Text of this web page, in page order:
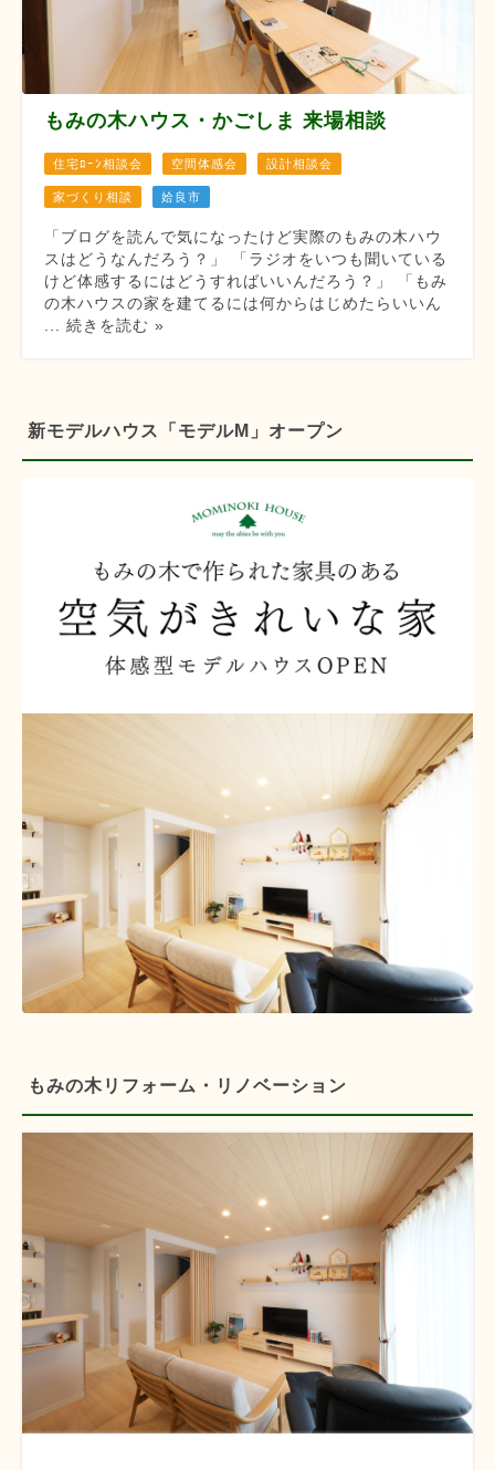
もみの木ハウス・かごしま 来場相談
住宅ﾛｰﾝ相談会 空間体感会 設計相談会
家づくり相談 姶良市
「ブログを読んで気になったけど実際のもみの木ハウ
スはどうなんだろう？」 「ラジオをいつも聞いている
けど体感するにはどうすればいいんだろう？」 「もみ
の木ハウスの家を建てるには何からはじめたらいいん
... 続きを読む »
新モデルハウス「モデルM」オープン
もみの木リフォーム・リノベーション